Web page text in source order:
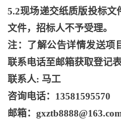
5.2现场递交纸质版投标文
文件，招标人不予受理。
注：了解公告详情发送项
联系电话至邮箱获取登记
联系人: 马工
咨询电话： 13581595570
邮箱：